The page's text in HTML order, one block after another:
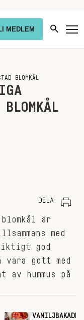
MEDLEM
BLOMKÅL
DELA
är
med
god
vara gott med
hummus på
VANILJBAKADE